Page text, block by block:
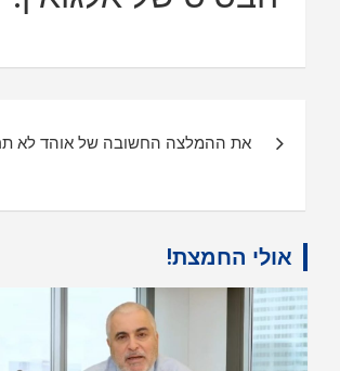
את ההמלצה החשובה של אוהד לא
אולי החמצת!